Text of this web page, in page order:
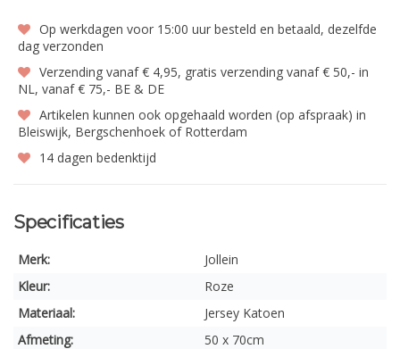
Op werkdagen voor 15:00 uur besteld en betaald, dezelfde
dag verzonden
Verzending vanaf € 4,95, gratis verzending vanaf € 50,- in
NL, vanaf € 75,- BE & DE
Artikelen kunnen ook opgehaald worden (op afspraak) in
Bleiswijk, Bergschenhoek of Rotterdam
14 dagen bedenktijd
Specificaties
Merk:
Jollein
Kleur:
Roze
Materiaal:
Jersey Katoen
Afmeting:
50 x 70cm